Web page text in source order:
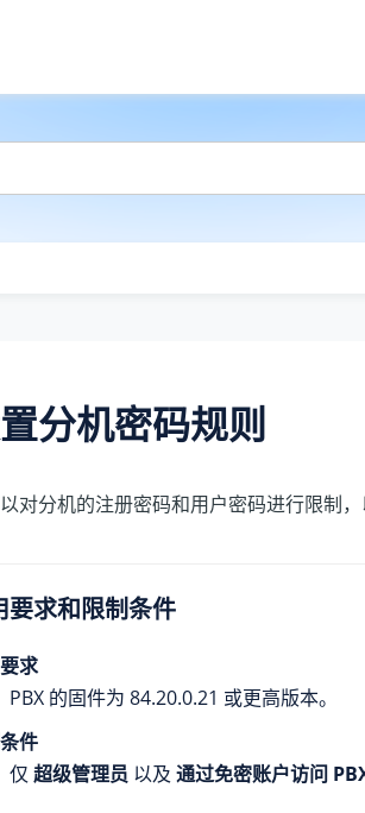
分机密码规则
对分机的注册密码和用户密码进行限制，
要求和限制条件
求
PBX 的固件为 84.20.0.21 或更高版本。
件
仅 超级管理员 以及 通过免密账户访问